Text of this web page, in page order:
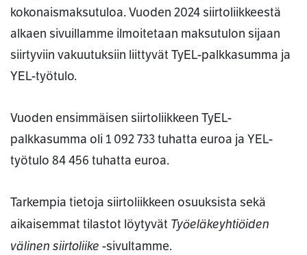
kokonaismaksutuloa. Vuoden 2024 siirtoliikkeestä
alkaen sivuillamme ilmoitetaan maksutulon sijaan
siirtyviin vakuutuksiin liittyvät TyEL-palkkasumma ja
YEL-työtulo.
Vuoden ensimmäisen siirtoliikkeen TyEL-
palkkasumma oli 1 092 733 tuhatta euroa ja YEL-
työtulo 84 456 tuhatta euroa.
Tarkempia tietoja siirtoliikkeen osuuksista sekä
aikaisemmat tilastot löytyvät Työeläkeyhtiöiden
välinen siirtoliike -sivultamme.